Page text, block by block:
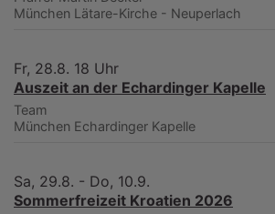
München Lätare-Kirche - Neuperlach
Fr, 28.8. 18 Uhr
Auszeit an der Echardinger Kapelle
Team
München Echardinger Kapelle
Sa, 29.8. - Do, 10.9.
Sommerfreizeit Kroatien 2026